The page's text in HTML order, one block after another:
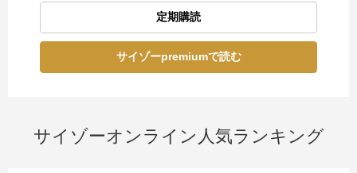
定期購読
サイゾーpremiumで読む
サイゾーオンライン人気ランキング